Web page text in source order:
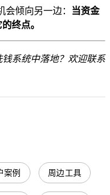
倾向另一边：
当资金
终点。
系统中落地？欢迎联系
案例 周边工具